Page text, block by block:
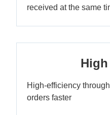
received at the same
High-efficiency
orders faster